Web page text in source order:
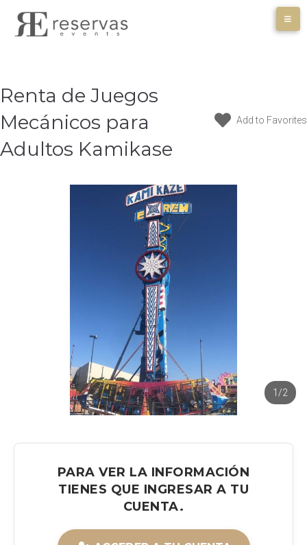
Renta de Juegos
Mecánicos para
Adultos Kamikase
Add to Favorites
1/2
PARA VER LA INFORMACIÓN
TIENES QUE INGRESAR A TU
CUENTA.